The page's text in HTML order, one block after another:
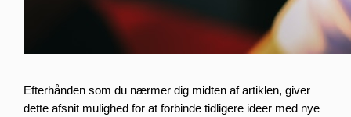
Efterhånden som du nærmer dig midten af artiklen, giver
dette afsnit mulighed for at forbinde tidligere ideer med nye